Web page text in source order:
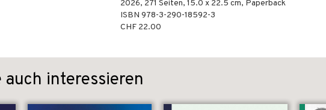
2026, 271 Seiten, 15.0 x 22.5 cm, Paperback
ISBN 978-3-290-18592-3
CHF 22.00
auch interessieren